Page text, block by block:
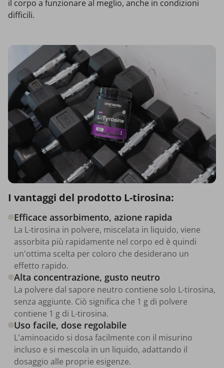
il corpo a funzionare al meglio, anche in condizioni
difficili.
I vantaggi del prodotto L-tirosina:
Efficace assorbimento, azione rapida
La L-tirosina in polvere, miscelata in liquido, viene
assorbita più rapidamente nel corpo ed è quindi
un'ottima scelta per coloro che desiderano un
effetto rapido.
Alta concentrazione, gusto neutro
La polvere dal sapore neutro contiene solo L-tirosina,
senza aggiunte. Ciò significa che 1 g di polvere
contiene 1 g di L-tirosina.
Uso facile, dose regolabile
L'aminoacido si dosa facilmente con il misurino
incluso e si mescola in un liquido, adattando il
dosaggio alle proprie esigenze.